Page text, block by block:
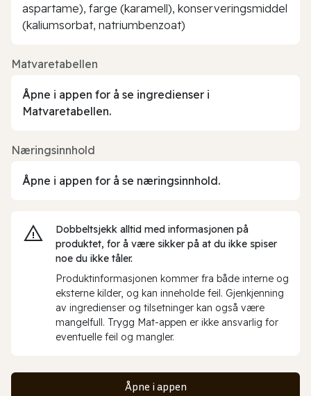
aspartame), farge (karamell), konserveringsmiddel
(kaliumsorbat, natriumbenzoat)
Matvaretabellen
Åpne i appen for å se ingredienser i
Matvaretabellen.
Næringsinnhold
Åpne i appen for å se næringsinnhold.
Dobbeltsjekk alltid med informasjonen på
produktet, for å være sikker på at du ikke spiser
noe du ikke tåler.
Produktinformasjonen kommer fra både interne og
eksterne kilder, og kan inneholde feil. Gjenkjenning
av ingredienser og tilsetninger kan også være
mangelfull. Trygg Mat-appen er ikke ansvarlig for
eventuelle feil og mangler.
Åpne i appen